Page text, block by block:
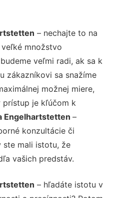
– nechajte to na
množstvo
veľmi radi, ak sa k
zákazníkovi sa snažíme
možnej miere,
prístup je kľúčom k
Engelhartstetten –
konzultácie či
ste mali istotu, že
vašich predstáv.
– hľadáte istotu v